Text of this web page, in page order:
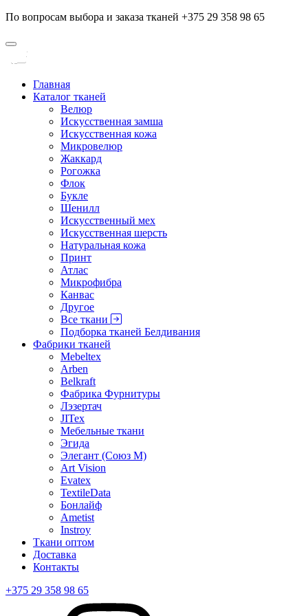
По вопросам выбора и заказа тканей +375 29 358 98 65
Главная
Каталог тканей
Велюр
Искусственная замша
Искусственная кожа
Микровелюр
Жаккард
Рогожка
Флок
Букле
Шенилл
Искусственный мех
Искусственная шерсть
Натуральная кожа
Принт
Атлас
Микрофибра
Канвас
Другое
Все ткани
Подборка тканей Белдивания
Фабрики тканей
Mebeltex
Arben
Belkraft
Фабрика Фурнитуры
Лэзертач
JITex
Мебельные ткани
Эгида
Элегант (Союз М)
Art Vision
Evatex
TextileData
Бонлайф
Ametist
Instroy
Ткани оптом
Доставка
Контакты
+375 29 358 98 65